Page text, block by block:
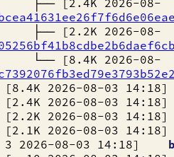
2026-08-
2026-08-
2026-08-
2026-08-03
2026-08-03
2026-08-03
2026-08-03
08-03 14:18]